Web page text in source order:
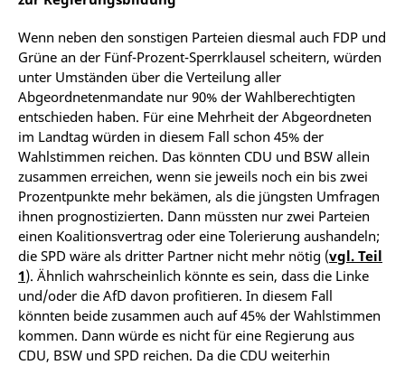
Wenn neben den sonstigen Parteien diesmal auch FDP und
Grüne an der Fünf-Prozent-Sperrklausel scheitern, würden
unter Umständen über die Verteilung aller
Abgeordnetenmandate nur 90% der Wahlberechtigten
entschieden haben. Für eine Mehrheit der Abgeordneten
im Landtag würden in diesem Fall schon 45% der
Wahlstimmen reichen. Das könnten CDU und BSW allein
zusammen erreichen, wenn sie jeweils noch ein bis zwei
Prozentpunkte mehr bekämen, als die jüngsten Umfragen
ihnen prognostizierten. Dann müssten nur zwei Parteien
einen Koalitionsvertrag oder eine Tolerierung aushandeln;
die SPD wäre als dritter Partner nicht mehr nötig (vgl. Teil
1). Ähnlich wahrscheinlich könnte es sein, dass die Linke
und/oder die AfD davon profitieren. In diesem Fall
könnten beide zusammen auch auf 45% der Wahlstimmen
kommen. Dann würde es nicht für eine Regierung aus
CDU, BSW und SPD reichen. Da die CDU weiterhin